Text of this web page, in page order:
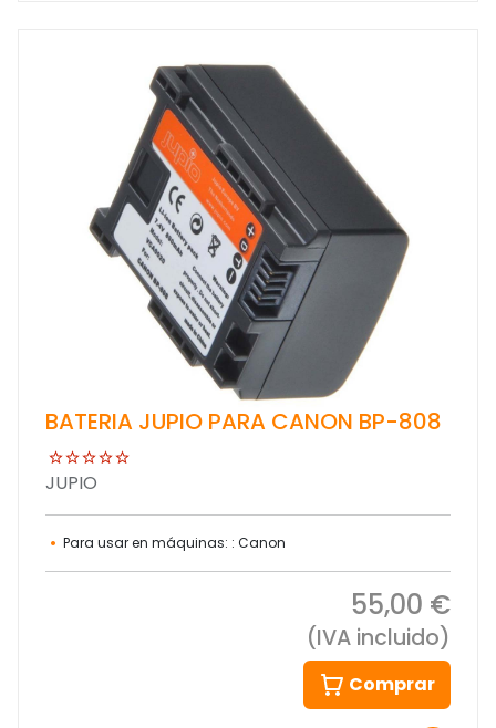
BATERIA JUPIO PARA CANON BP-808
JUPIO
Para usar en máquinas: : Canon
55,00 €
(IVA incluido)
Comprar